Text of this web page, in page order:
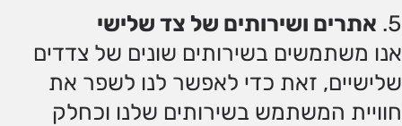
אתרים ושירותים של צד שלישי
אנו משתמשים בשירותים שונים של צדדים
שלישיים, זאת כדי לאפשר לנו לשפר את
חוויית המשתמש בשירותים שלנו וכחלק